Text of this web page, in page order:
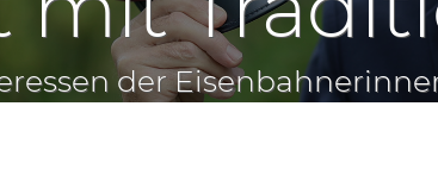
Positionen
Geschichte
Nord
Nord-Ost
GDL-Jugend Winter
Satzung der GDL-
Arbeitskreis
Schichtarbeit
Job-Ticket (DB AG)
Berufshaftpflicht
Berufsrechtsschutz
Mitgliedsbeiträge